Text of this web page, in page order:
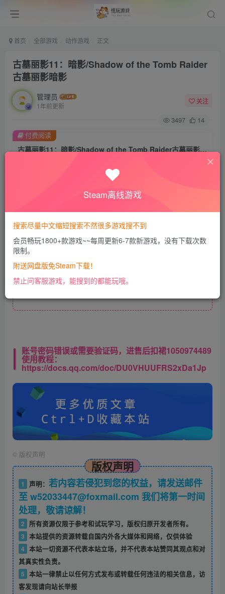
首页 全部游戏 动作游戏 正文
古墓丽影11：暗影/Shadow of the Tomb Raider
古墓丽影暗影
管理员
1年前更新
关注
3497 14
古墓丽影11：暗影/Shadow of the Tomb Raider古墓丽影暗影
会员专属资源
免费
开通会员
付费阅读
此处内容已隐藏，VIP会员可见
账号密码错误或需要验证码，进售后扣裙1050974489
使用教程：
https://docs.qq.com/doc/DU0VHUUFRS2xDa1Jp
© 版权声明
版权声明
1 声明： 若内容若侵犯到您的权益，请发送邮件
至 w52033447@foxmail.com 我们将第一时间
处理，敬请谅解！
2
所有资源仅限于参考和试玩学习，版权归原开发者所有。
3 本站提供的资源转载自国内外各大媒体和网络，仅供体验
4 本站一切资源不代表本站立场，并不代表本站赞同其观点和对
其真实性负责。
5 本站一律禁止以任何方式发布或转载任何违法的相关信息，访
客发现请向站长举报
Steam离线游戏
搜索尽量中文缩短搜索不然很多游戏搜不到
会员畅玩1800+款游戏~~每周更新6-7款新游戏，没有下载次数
限制。
附送网盘版免Steam下载！
禁止问客服游戏，能搜到的都能玩哦。